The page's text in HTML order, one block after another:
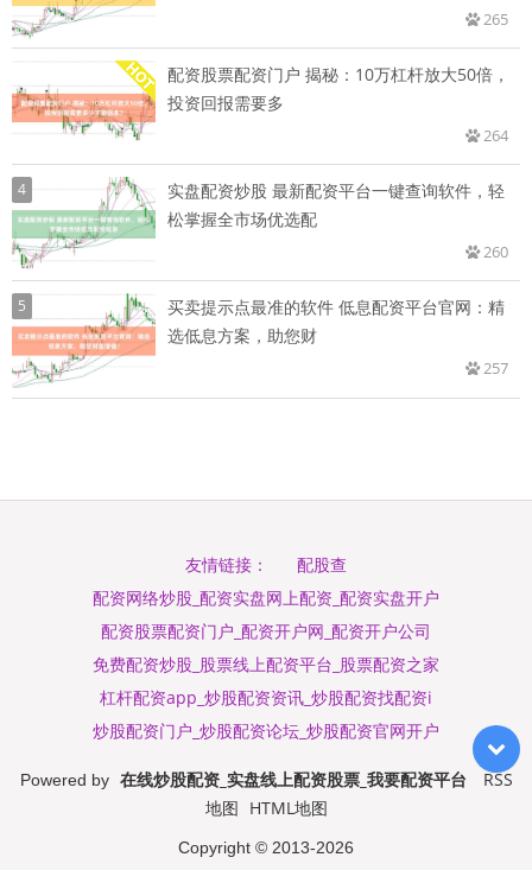
265
配资股票配资门户 揭秘：10万杠杆放大50倍，
投资回报需要多
264
4
实盘配资炒股 最新配资平台一键查询软件，轻
松掌握全市场优选配
260
5
买卖提示点最准的软件 低息配资平台官网：精
选低息方案，助您财
257
友情链接：
配股查
配资网络炒股_配资实盘网上配资_配资实盘开户
配资股票配资门户_配资开户网_配资开户公司
免费配资炒股_股票线上配资平台_股票配资之家
杠杆配资app_炒股配资资讯_炒股配资找配资i
炒股配资门户_炒股配资论坛_炒股配资官网开户
Powered by 在线炒股配资_实盘线上配资股票_我要配资平台
RSS
地图 HTML地图
Copyright © 2013-2026